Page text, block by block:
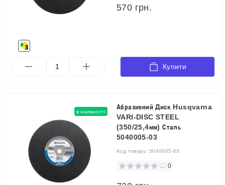
570 грн.
Купити
в наявності
Абразивний Диск Husqvarna
VARI-DISC STEEL
(350/25,4мм) Сталь
5040005-03
Код товару: 5040005-03
0